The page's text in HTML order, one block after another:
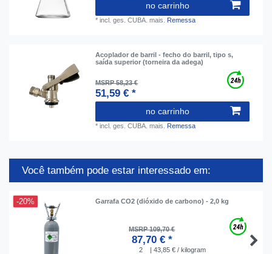
no carrinho
*incl. ges. CUBA. mais. Remessa
Acoplador de barril - fecho do barril, tipo s,
saída superior (torneira da adega)
MSRP 58,23 €
51,59 € *
no carrinho
*incl. ges. CUBA. mais. Remessa
Você também pode estar interessado em:
-20% Garrafa CO2 (dióxido de carbono) - 2,0 kg
MSRP 109,70 €
87,70 € *
2 | 43,85 € / kilogram